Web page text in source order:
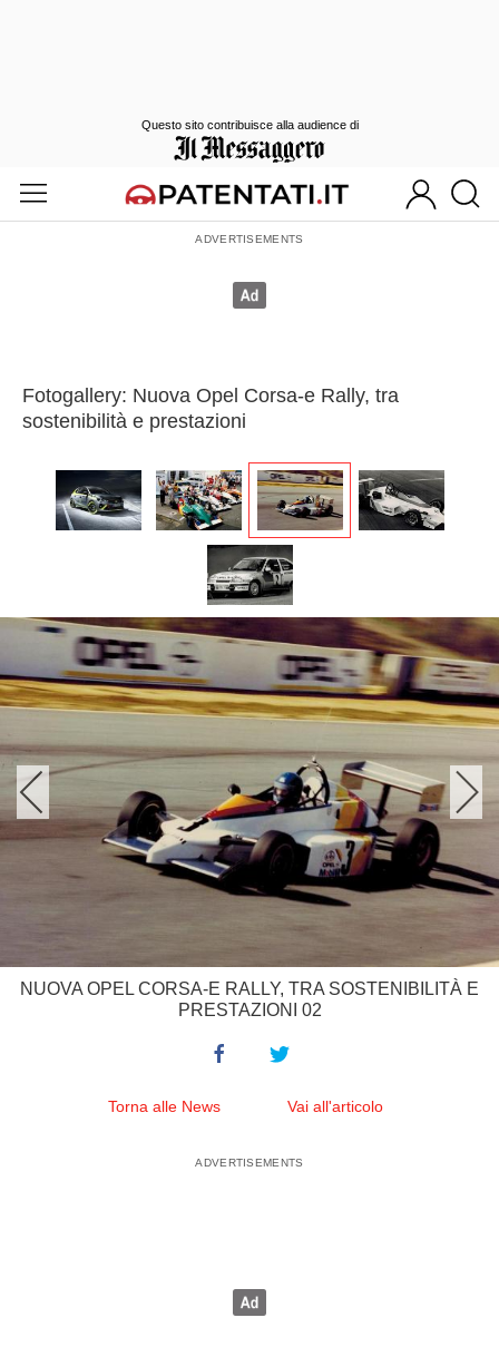
Fotogallery: Nuova Opel Corsa-e Rally, tra
sostenibilità e prestazioni
NUOVA OPEL CORSA-E RALLY, TRA SOSTENIBILITÀ E
PRESTAZIONI 02
Torna alle News Vai all'articolo
Questo sito contribuisce alla audience di